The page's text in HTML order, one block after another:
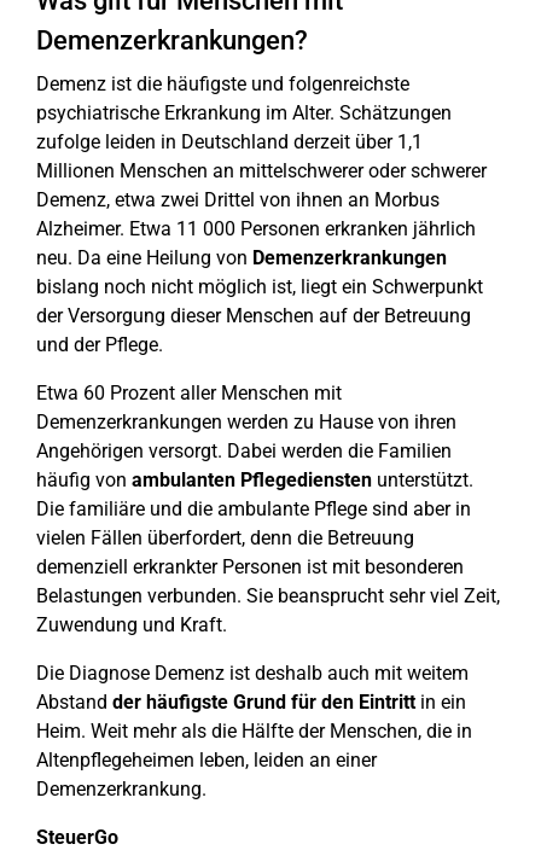
Demenzerkrankungen?
Demenz ist die häufigste und folgenreichste
psychiatrische Erkrankung im Alter. Schätzungen
zufolge leiden in Deutschland derzeit über 1,1
Millionen Menschen an mittelschwerer oder schwerer
Demenz, etwa zwei Drittel von ihnen an Morbus
Alzheimer. Etwa 11 000 Personen erkranken jährlich
neu. Da eine Heilung von Demenzerkrankungen
bislang noch nicht möglich ist, liegt ein Schwerpunkt
der Versorgung dieser Menschen auf der Betreuung
und der Pflege.
Etwa 60 Prozent aller Menschen mit
Demenzerkrankungen werden zu Hause von ihren
Angehörigen versorgt. Dabei werden die Familien
häufig von ambulanten Pflegediensten unterstützt.
Die familiäre und die ambulante Pflege sind aber in
vielen Fällen überfordert, denn die Betreuung
demenziell erkrankter Personen ist mit besonderen
Belastungen verbunden. Sie beansprucht sehr viel Zeit,
Zuwendung und Kraft.
Die Diagnose Demenz ist deshalb auch mit weitem
Abstand der häufigste Grund für den Eintrittin ein
Heim. Weit mehr als die Hälfte der Menschen, die in
Altenpflegeheimen leben, leiden an einer
Demenzerkrankung.
SteuerGo